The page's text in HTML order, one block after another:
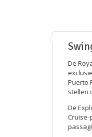
De
Puerto
stellen
De